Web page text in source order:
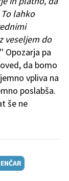
lahko
veseljem do
'' Opozarja pa
da bomo
vpliva na
poslabša.
še ne